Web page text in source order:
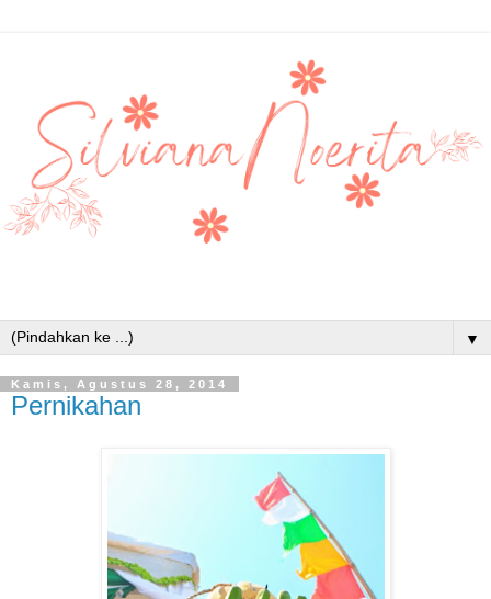
▼
Kamis, Agustus 28, 2014
Pernikahan